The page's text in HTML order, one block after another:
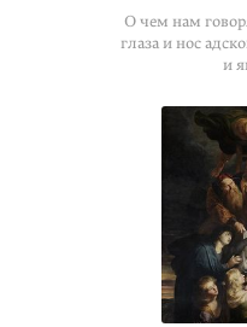
О чем нам
глаза и нос
и